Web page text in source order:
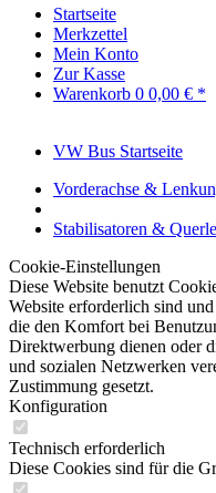
Startseite
Merkzettel
Mein Konto
Zur Kasse
Warenkorb 0 0,00 € *
VW Bus Startseite
Vorderachse &
Stabilisatoren &
Cookie-Einstellungen
Diese Website benutzt
Website erforderlich sind
die den Komfort bei
Direktwerbung dienen oder
und sozialen Netzwerken
Zustimmung gesetzt.
Konfiguration
Technisch erforderlich
Diese Cookies sind für die